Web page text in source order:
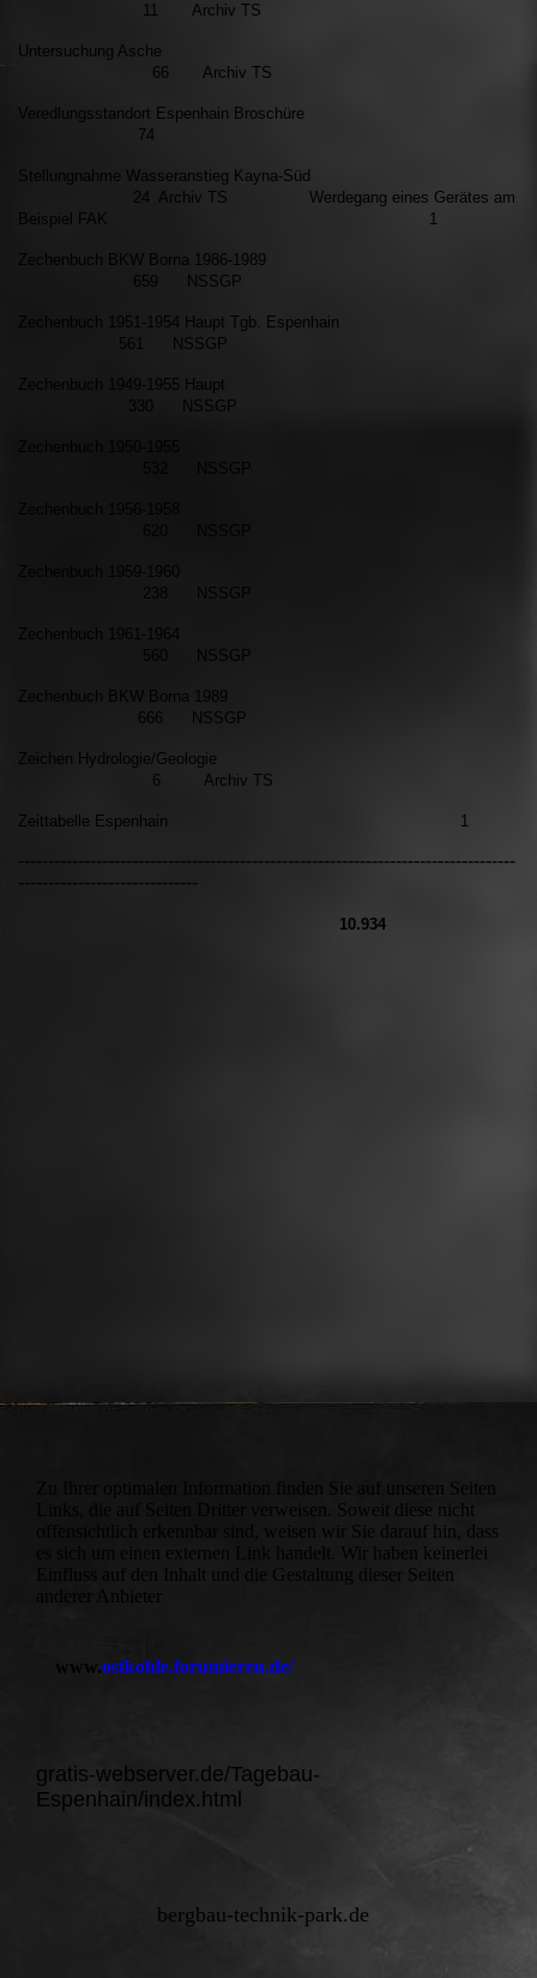
11 Archiv TS
Untersuchung Asche
66 Archiv TS
Veredlungsstandort Espenhain Broschüre
74
Stellungnahme Wasseranstieg Kayna-Süd
24 Archiv TS Werdegang eines Gerätes am
Beispiel FAK 1
Zechenbuch BKW Borna 1986-1989
659 NSSGP
Zechenbuch 1951-1954 Haupt Tgb. Espenhain
561 NSSGP
Zechenbuch 1949-1955 Haupt
330 NSSGP
238 NSSGP
560 NSSGP
Zechenbuch BKW Borna 1989
666 NSSGP
Zeichen Hydrologie/Geologie
6 Archiv TS
Zeittabelle Espenhain 1
-----------------------------------------------------------------------------------
------------------------------
10.934
Zu Ihrer optimalen Information finden Sie auf unseren Seiten
Links, die auf Seiten Dritter verweisen. Soweit diese nicht
offensichtlich erkennbar sind, weisen wir Sie darauf hin, dass
es sich um einen externen Link handelt. Wir haben keinerlei
Einfluss auf den Inhalt und die Gestaltung dieser Seiten
www.ostkohle.forumieren.de/
gratis-webserver.de/Tagebau-
Espenhain/index.html
bergbau-technik-park.de